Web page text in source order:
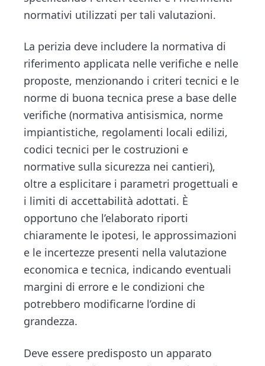
normativi utilizzati per tali valutazioni.
La perizia deve includere la normativa di
riferimento applicata nelle verifiche e nelle
proposte, menzionando i criteri tecnici e le
norme di buona tecnica prese a base delle
verifiche (normativa antisismica, norme
impiantistiche, regolamenti locali edilizi,
codici tecnici per le costruzioni e
normative sulla sicurezza nei cantieri),
oltre a esplicitare i parametri progettuali e
i limiti di accettabilità adottati. È
opportuno che l’elaborato riporti
chiaramente le ipotesi, le approssimazioni
e le incertezze presenti nella valutazione
economica e tecnica, indicando eventuali
margini di errore e le condizioni che
potrebbero modificarne l’ordine di
grandezza.
Deve essere predisposto un apparato